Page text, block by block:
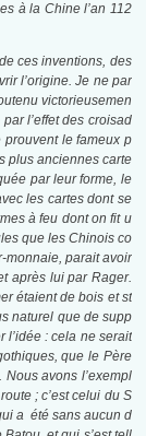
à la Chine l’an 112
ces inventions, des
l’origine. Je ne par
victorieusemen
l’effet des croisad
prouvent le fameux p
plus anciennes carte
par leur forme, le
les cartes dont se
à feu dont on fit u
que les Chinois co
monnaie, parait avoir
après lui par Rager.
étaient de bois et st
naturel que de supp
l’idée : cela ne serait
que le Père
avons l’exempl
; c’est celui du S
a été sans aucun d